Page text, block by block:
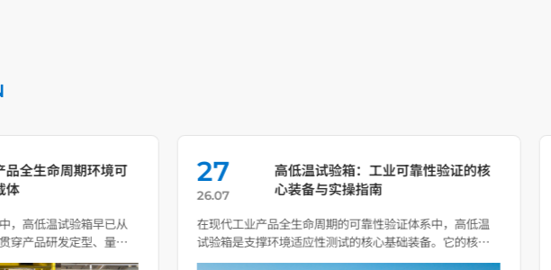
品全生命周期环境可
体
，高低温试验箱早已从
穿产品研发定型、量产
27
26.07
高低温试验箱：工业可靠性验证的核
心装备与实操指南
在现代工业产品全生命周期的可靠性验证体系中，高低温
试验箱是支撑环境适应性测试的核心基础装备。它的核心
价值从来不 […]